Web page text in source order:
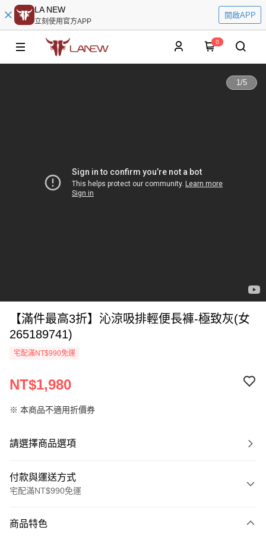
LA NEW
立刻使用官方APP
開啟APP
0
1/5
【滿件最高3折】沁涼吸排輕便長褲-極致灰(女
265189741)
宅配滿NT$990免運
NT$1,980
※ 本商品不適用折價券
請選擇商品選項
付款與運送方式
宅配滿NT$990免運
信用卡一次付款
商品特色